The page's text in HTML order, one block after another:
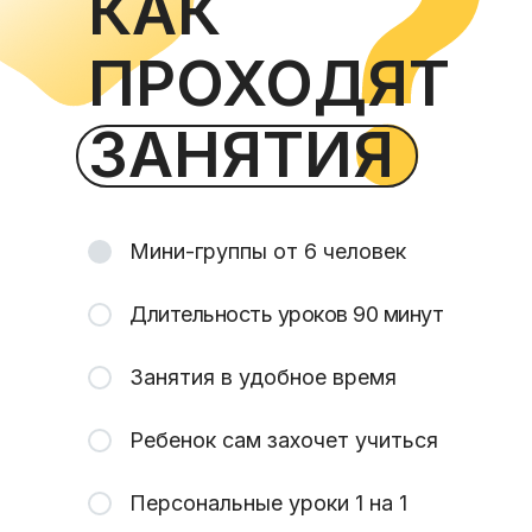
ПРОХОДЯТ
ЗАНЯТИЯ
Мини-группы от 6 человек
Длительность уроков 90 минут
Занятия в удобное время
Ребенок сам захочет учиться
Персональные уроки 1 на 1